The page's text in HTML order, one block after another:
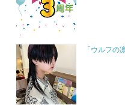
「ウルフの